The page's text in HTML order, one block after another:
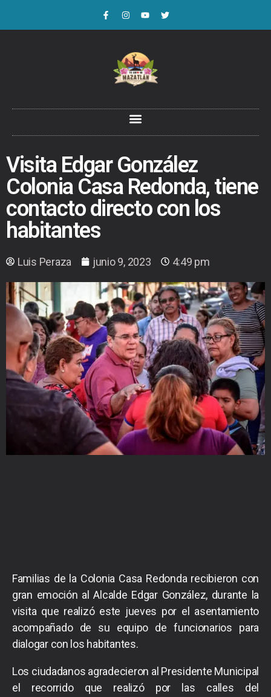
Visita Edgar González
Colonia Casa Redonda, tiene
contacto directo con los
habitantes
Luis Peraza junio 9, 2023 4:49 pm
Familias de la Colonia Casa Redonda recibieron con
gran emoción al Alcalde Edgar González, durante la
visita que realizó este jueves por el asentamiento
acompañado de su equipo de funcionarios para
dialogar con los habitantes.
Los ciudadanos agradecieron al Presidente Municipal
el recorrido que realizó por las calles del